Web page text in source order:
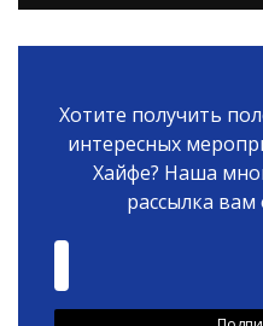
Хотите получить
интересных
Хайфе? Наша
рассылка вам